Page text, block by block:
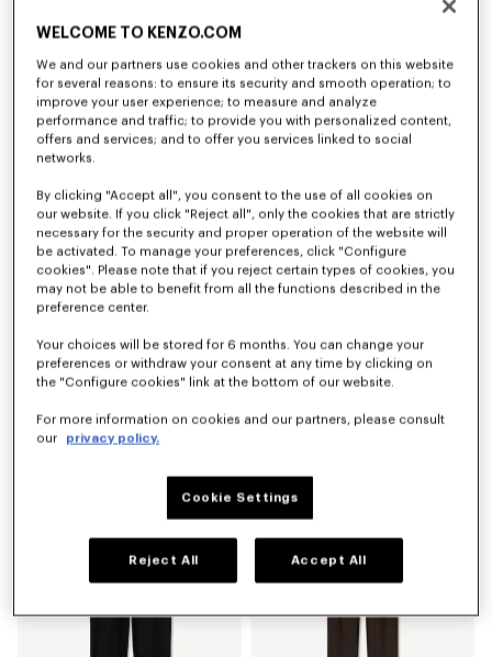
Pantalón chino con rodillas reforzadas de algodón 'Kenzogram'
$ 685.00
$ 545.00
$ 630.00
$ 545.00
WELCOME TO KENZO.COM
We and our partners use cookies and other trackers on this website
for several reasons: to ensure its security and smooth operation; to
improve your user experience; to measure and analyze
performance and traffic; to provide you with personalized content,
offers and services; and to offer you services linked to social
networks.
By clicking "Accept all", you consent to the use of all cookies on
our website. If you click "Reject all", only the cookies that are strictly
necessary for the security and proper operation of the website will
be activated. To manage your preferences, click "Configure
cookies". Please note that if you reject certain types of cookies, you
may not be able to benefit from all the functions described in the
preference center.
Your choices will be stored for 6 months. You can change your
preferences or withdraw your consent at any time by clicking on
the "Configure cookies" link at the bottom of our website.
For more information on cookies and our partners, please consult
our
privacy policy.
Cookie Settings
Reject All Accept All